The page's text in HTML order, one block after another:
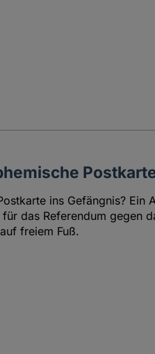
ins Gefängnis? Ein
das Referendum gegen
freiem Fuß.